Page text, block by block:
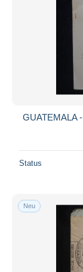
GUATEMALA
Status
Neu